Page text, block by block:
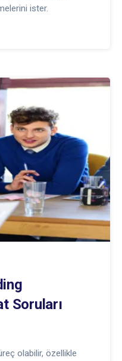
ister.
Soruları
olabilir, özellikle